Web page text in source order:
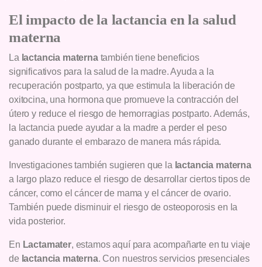
El impacto de la lactancia en la salud
materna
La lactancia maternatambién tiene beneficios
significativos para la salud de la madre. Ayuda a la
recuperación postparto, ya que estimula la liberación de
oxitocina, una hormona que promueve la contracción del
útero y reduce el riesgo de hemorragias postparto. Además,
la lactancia puede ayudar a la madre a perder el peso
ganado durante el embarazo de manera más rápida.
Investigaciones también sugieren que la lactancia materna
a largo plazo reduce el riesgo de desarrollar ciertos tipos de
cáncer, como el cáncer de mama y el cáncer de ovario.
También puede disminuir el riesgo de osteoporosis en la
vida posterior.
En Lactamater, estamos aquí para acompañarte en tu viaje
de lactancia materna. Con nuestros servicios presenciales